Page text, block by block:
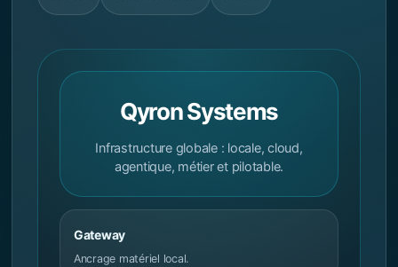
Qyron Systems
Infrastructure globale : locale, cloud,
agentique, métier et pilotable.
Gateway
Ancrage matériel local.